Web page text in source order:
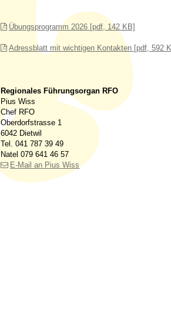
Übungsprogramm 2026 [pdf, 142 KB]
Adressblatt mit wichtigen Kontakten [pdf, 592
Regionales Führungsorgan RFO
Pius Wiss
Chef RFO
Oberdorfstrasse 1
6042 Dietwil
Tel. 041 787 39 49
Natel 079 641 46 57
E-Mail an Pius Wiss